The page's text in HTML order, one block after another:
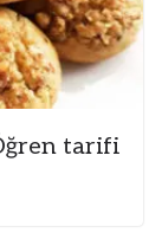
tarifi